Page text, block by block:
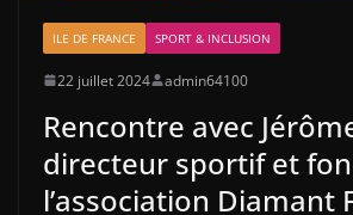
ILE DE FRANCE SPORT & INCLUSION
22 juillet 2024 admin64100
Rencontre avec
directeur sportif et
l’association Diamant